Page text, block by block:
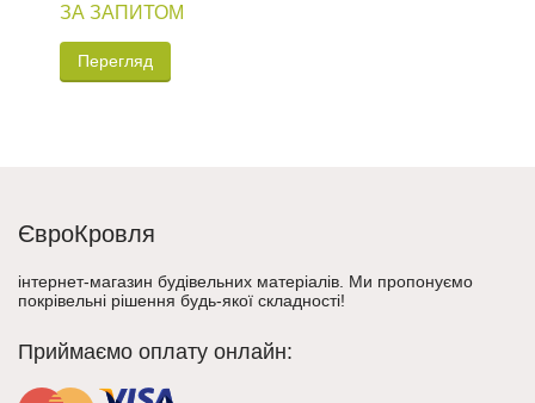
ЗА ЗАПИТОМ
Перегляд
ЄвроКровля
інтернет-магазин будівельних матеріалів. Ми пропонуємо
покрівельні рішення будь-якої складності!
Приймаємо оплату онлайн: